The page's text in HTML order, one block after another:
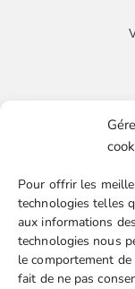
Pour offrir les
technologies telles
aux informations
technologies nous
le comportement
fait de ne pas